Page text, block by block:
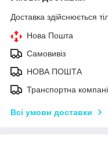
Доставка здійснюється
Нова Пошта
Самовивіз
НОВА ПОШТА
Транспортна
Всі умови доставки